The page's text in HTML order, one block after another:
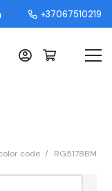
▼ +37067510219
code / RG5178BM